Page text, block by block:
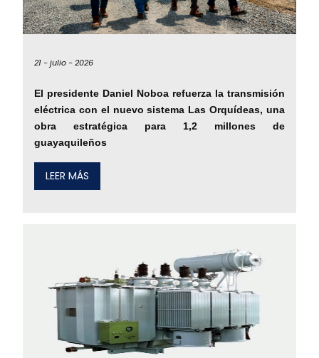
21 -julio -2026
El presidente Daniel Noboa refuerza la transmisión
eléctrica con el nuevo sistema Las Orquídeas, una
obra estratégica para 1,2 millones de
guayaquileños
LEER MÁS